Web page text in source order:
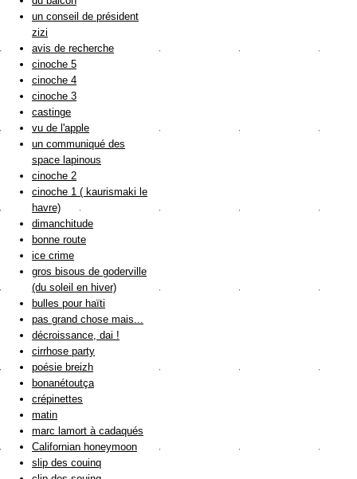
un conseil de président
zizi
avis de recherche
cinoche 5
cinoche 4
cinoche 3
castinge
vu de l'apple
un communiqué des
space lapinous
cinoche 2
cinoche 1 ( kaurismaki le
havre)
dimanchitude
bonne route
ice crime
gros bisous de goderville
(du soleil en hiver)
bulles pour haïti
pas grand chose mais...
décroissance, dai !
cirrhose party
poésie breizh
bonanétoutça
crépinettes
matin
marc lamort à cadaqués
Californian honeymoon
slip des couinq